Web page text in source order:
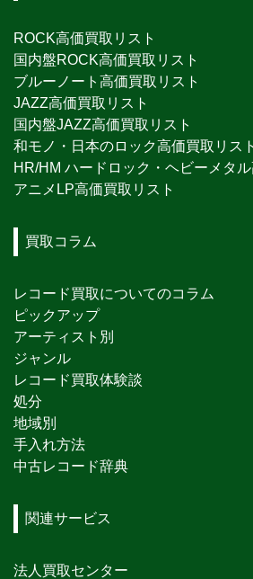
ROCK高価買取リスト
国内盤ROCK高価買取リスト
ブルーノート高価買取リスト
JAZZ高価買取リスト
国内盤JAZZ高価買取リスト
和モノ・日本のロック高価買取リスト
HR/HM ハードロック・ヘビーメタ
アニメLP高価買取リスト
買取コラム
レコード買取についてのコラム
ピックアップ
アーティスト別
ジャンル
レコード買取体験談
処分
地域別
手入れ方法
中古レコード辞典
関連サービス
法人買取センター